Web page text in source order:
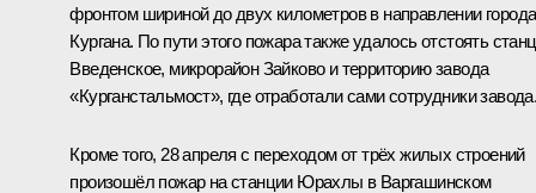
фронтом шириной до двух километров в направлении города
Кургана. По пути этого пожара также удалось отстоять
Введенское, микрорайон Зайково и территорию завода
«Курганстальмост», где отработали сами сотрудники
Кроме того, 28 апреля с переходом от трёх жилых строений
произошёл пожар на станции Юрахлы в Варгашинском